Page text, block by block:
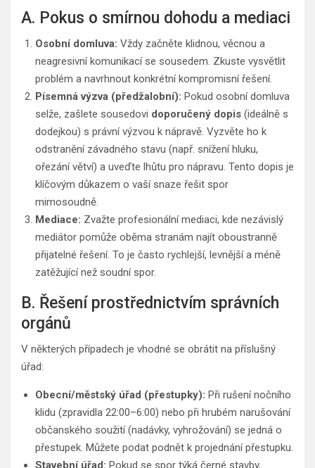
A. Pokus o smírnou dohodu a mediaci
Osobní domluva: Vždy začněte klidnou, věcnou a
neagresivní komunikací se sousedem. Zkuste vysvětlit
problém a navrhnout konkrétní kompromisní řešení.
Písemná výzva (předžalobní): Pokud osobní domluva
selže, zašlete sousedovi doporučený dopis (ideálně s
dodejkou) s právní výzvou k nápravě. Vyzvěte ho k
odstranění závadného stavu (např. snížení hluku,
ořezání větví) a uveďte lhůtu pro nápravu. Tento dopis je
klíčovým důkazem o vaší snaze řešit spor
mimosoudně.
Mediace: Zvažte profesionální mediaci, kde nezávislý
mediátor pomůže oběma stranám najít oboustranně
přijatelné řešení. To je často rychlejší, levnější a méně
zatěžující než soudní spor.
B. Řešení prostřednictvím správních
orgánů
V některých případech je vhodné se obrátit na příslušný
úřad:
Obecní/městský úřad (přestupky): Při rušení nočního
klidu (zpravidla 22:00–6:00) nebo při hrubém narušování
občanského soužití (nadávky, vyhrožování) se jedná o
přestupek. Můžete podat podnět k projednání přestupku.
Stavební úřad: Pokud se spor týká černé stavby,